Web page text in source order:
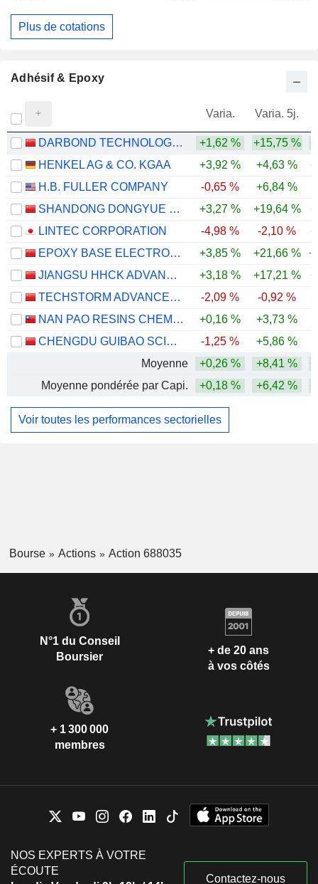
Plus de cotations
Adhésif & Epoxy
Varia. Varia. 5j.
DARBOND TECHNOLOGY CO., LTD +1,62 % +15,75 %
HENKEL AG & CO. KGAA
+3,92 % +4,63 %
H.B. FULLER COMPANY
-0,65 % +6,84 %
SHANDONG DONGYUE ORGANOSILICON MATERIALS CO., LTD.
+3,27 % +19,64 %
LINTEC CORPORATION
-4,98 % -2,10 %
EPOXY BASE ELECTRONIC MATERIAL CORPORATION LIMITED
+3,85 % +21,66 %
JIANGSU HHCK ADVANCED MATERIALS CO., LTD.
+3,18 % +17,21 %
TECHSTORM ADVANCED MATERIAL CORPORATION LIMITED
-2,09 %
-0,92 %
NAN PAO RESINS CHEMICAL CO., LTD.
+0,16 % +3,73 %
CHENGDU GUIBAO SCIENCE & TECHNOLOGY CO.,LTD.
-1,25 % +5,86 %
Moyenne
+0,26 % +8,41 %
Moyenne pondérée par Capi.
+0,18 % +6,42 %
Voir toutes les performances sectorielles
Bourse Actions Action 688035
N°1 du Conseil
Boursier
+ de 20 ans
à vos côtés
+ 1 300 000
membres
NOS EXPERTS À VOTRE
ÉCOUTE
Contactez-nous